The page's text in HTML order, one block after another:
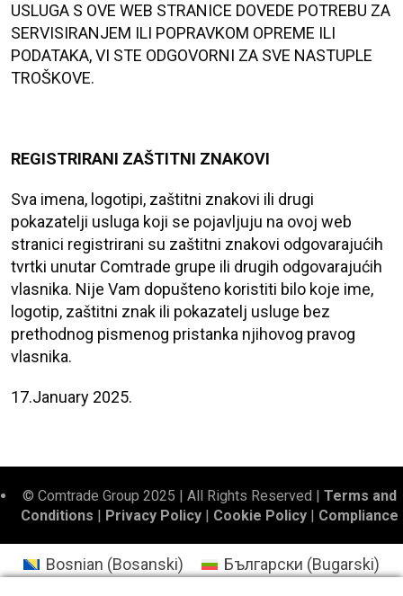
USLUGA S OVE WEB STRANICE DOVEDE POTREBU ZA
SERVISIRANJEM ILI POPRAVKOM OPREME ILI
PODATAKA, VI STE ODGOVORNI ZA SVE NASTUPLE
TROŠKOVE.
REGISTRIRANI ZAŠTITNI ZNAKOVI
Sva imena, logotipi, zaštitni znakovi ili drugi
pokazatelji usluga koji se pojavljuju na ovoj web
stranici registrirani su zaštitni znakovi odgovarajućih
tvrtki unutar Comtrade grupe ili drugih odgovarajućih
vlasnika. Nije Vam dopušteno koristiti bilo koje ime,
logotip, zaštitni znak ili pokazatelj usluge bez
prethodnog pismenog pristanka njihovog pravog
vlasnika.
17.January 2025.
© Comtrade Group 2025 | All Rights Reserved | Terms and
Conditions | Privacy Policy | Cookie Policy | Compliance
Bosnian (Bosanski) Български (Bugarski)